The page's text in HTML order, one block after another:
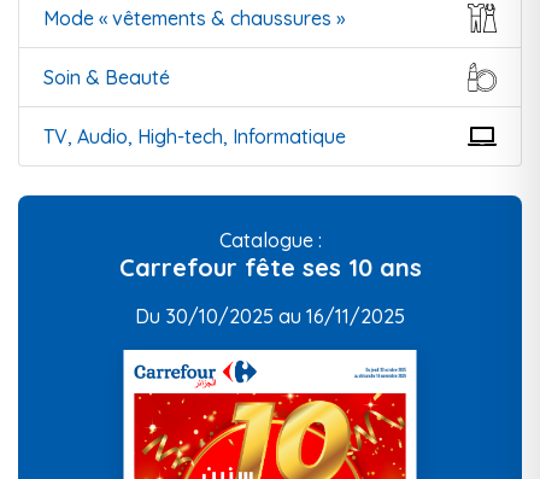
Mode « vêtements & chaussures »
Soin & Beauté
TV, Audio, High-tech, Informatique
Catalogue :
Carrefour fête ses 10 ans
Du 30/10/2025 au 16/11/2025